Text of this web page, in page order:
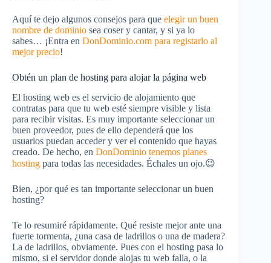
Aquí te dejo algunos consejos para que elegir un buen
nombre de dominio sea coser y cantar, y si ya lo
sabes… ¡Entra en DonDominio.com para registarlo al
mejor precio!
Obtén un plan de hosting para alojar la página web
El hosting web es el servicio de alojamiento que
contratas para que tu web esté siempre visible y lista
para recibir visitas. Es muy importante seleccionar un
buen proveedor, pues de ello dependerá que los
usuarios puedan acceder y ver el contenido que hayas
creado. De hecho, en DonDominio tenemos planes
hosting para todas las necesidades. Échales un ojo.😉
Bien, ¿por qué es tan importante seleccionar un buen
hosting?
Te lo resumiré rápidamente. Qué resiste mejor ante una
fuerte tormenta, ¿una casa de ladrillos o una de madera?
La de ladrillos, obviamente. Pues con el hosting pasa lo
mismo, si el servidor donde alojas tu web falla, o la